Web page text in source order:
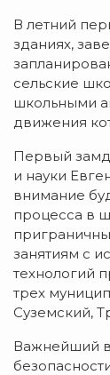
В летний
зданиях,
сельские
школьными
движения
Первый
и науки
внимание
процесса в
занятиям с
технологий
трех
Суземский,
Важнейший